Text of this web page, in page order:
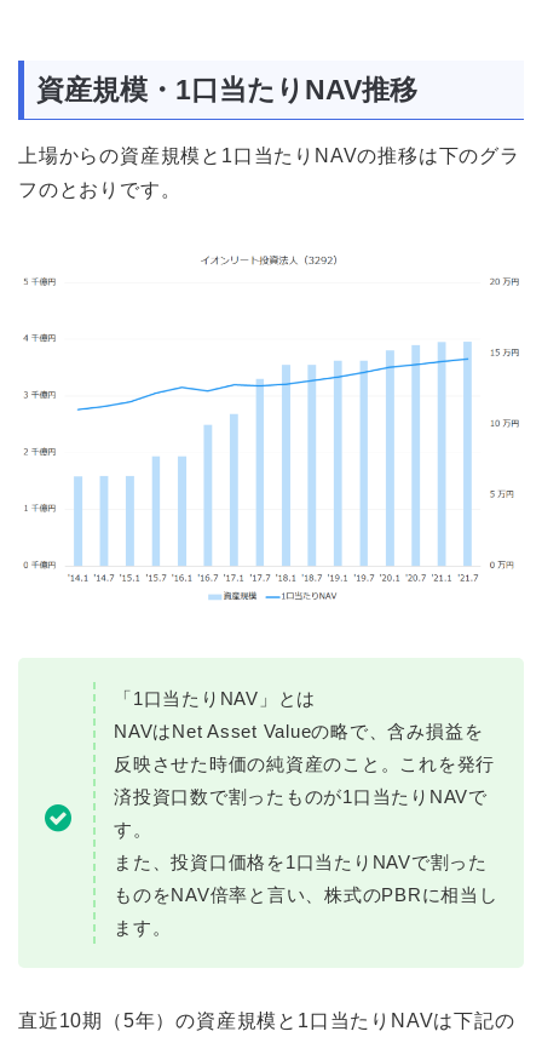
資産規模・1口当たりNAV推移
上場からの資産規模と1口当たりNAVの推移は下のグラ
フのとおりです。
「1口当たりNAV」とは
NAVはNet Asset Valueの略で、含み損益を
反映させた時価の純資産のこと。これを発行
済投資口数で割ったものが1口当たりNAVで
す。
また、投資口価格を1口当たりNAVで割った
ものをNAV倍率と言い、株式のPBRに相当し
ます。
直近10期（5年）の資産規模と1口当たりNAVは下記の